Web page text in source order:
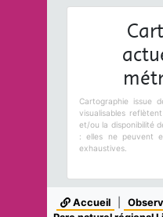
Cartographie issue
visualisables
et/ou la disponibilité
: elles ne peuvent
exhaustives.
Accueil